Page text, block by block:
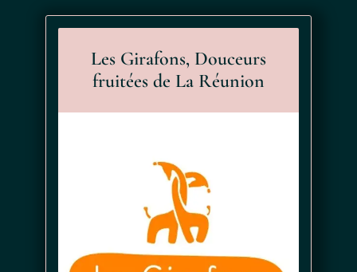
Les Girafons, Douceurs
fruitées de La Réunion
Je consens aussi à recevoir les offres